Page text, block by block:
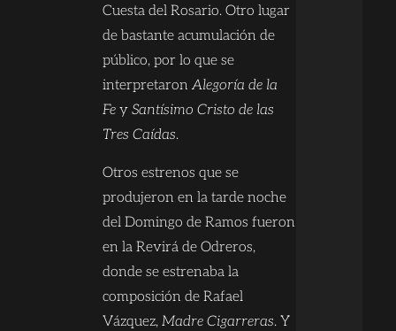
Cuesta del Rosario. Otro lugar
de bastante acumulación de
público, por lo que se
interpretaronAlegoría de la
Fey Santísimo Cristo de las
Tres Caídas.
Otros estrenos que se
produjeron en la tarde noche
del Domingo de Ramos fueron
en la Revirá de Odreros,
donde se estrenaba la
composición de Rafael
Vázquez, Madre Cigarreras. Y